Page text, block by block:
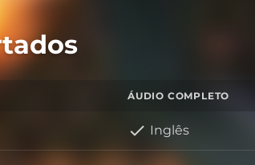
ÁUDIO COMPLETO
Inglês